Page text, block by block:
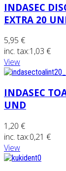
INDASEC
EXTRA 20
5,95 €
inc. tax:1,03 €
View
INDASEC
UND
1,20 €
inc. tax:0,21 €
View